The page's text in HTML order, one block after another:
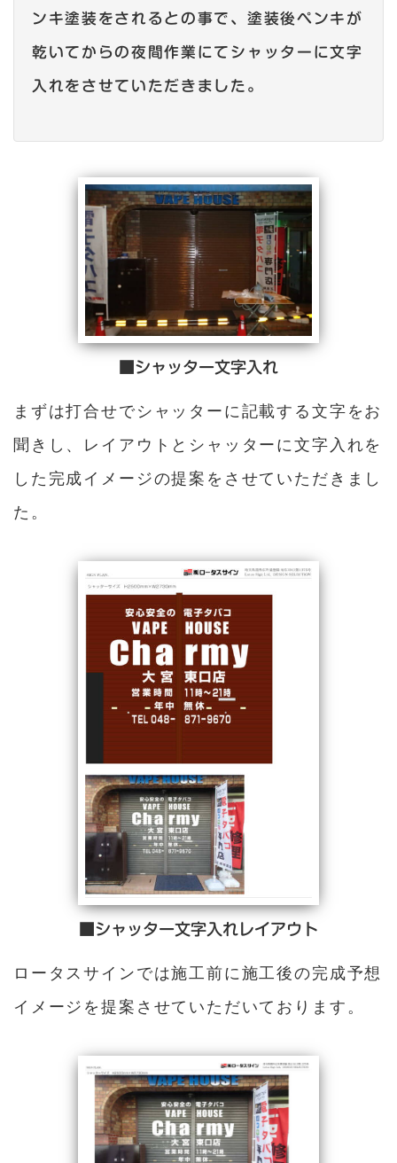
ンキ塗装をされるとの事で、塗装後ペンキが
乾いてからの夜間作業にてシャッターに文字
入れをさせていただきました。
■シャッター文字入れ
まずは打合せでシャッターに記載する文字をお
聞きし、レイアウトとシャッターに文字入れを
した完成イメージの提案をさせていただきまし
た。
■シャッター文字入れレイアウト
ロータスサインでは施工前に施工後の完成予想
イメージを提案させていただいております。